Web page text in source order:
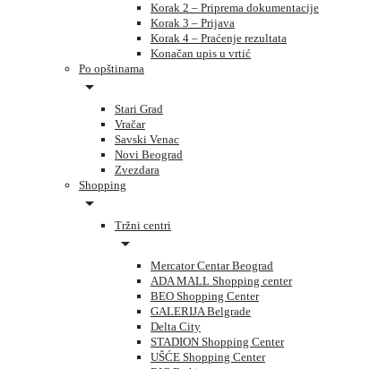
Korak 2 – Priprema dokumentacije
Korak 3 – Prijava
Korak 4 – Praćenje rezultata
Konačan upis u vrtić
Po opštinama
Stari Grad
Vračar
Savski Venac
Novi Beograd
Zvezdara
Shopping
Tržni centri
Mercator Centar Beograd
ADA MALL Shopping center
BEO Shopping Center
GALERIJA Belgrade
Delta City
STADION Shopping Center
UŠĆE Shopping Center